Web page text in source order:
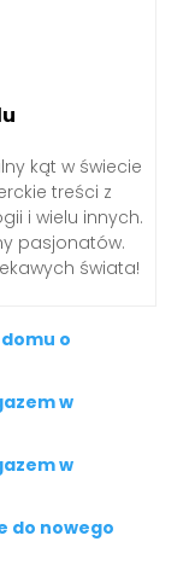
kąt w świecie
treści z
i wielu innych.
pasjonatów.
świata!
o
w
w
do nowego